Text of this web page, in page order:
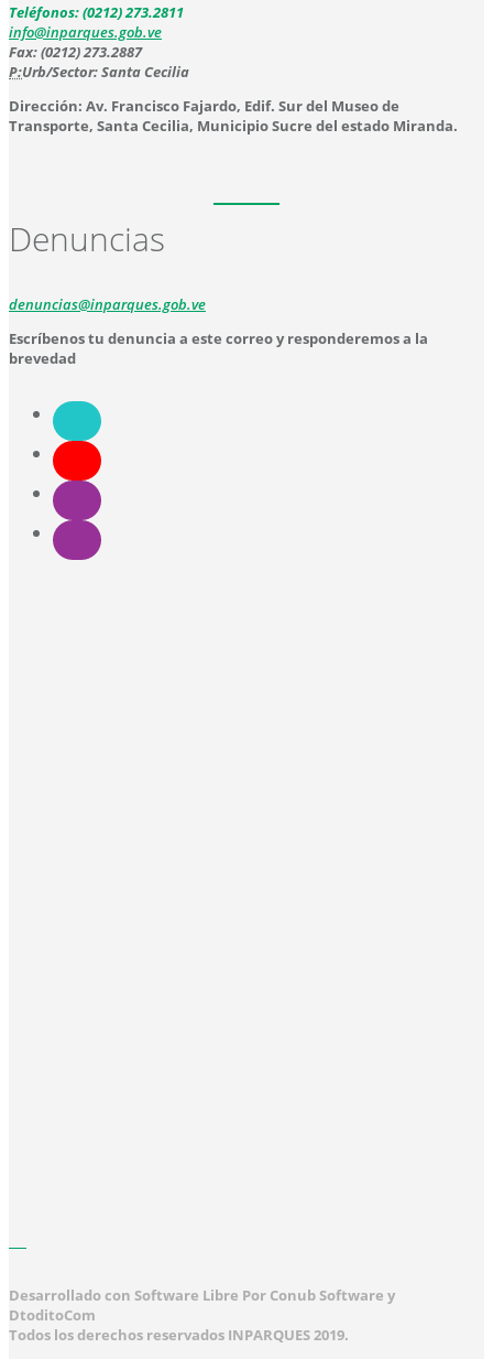
Teléfonos: (0212) 273.2811
info@inparques.gob.ve
Fax: (0212) 273.2887
P:Urb/Sector: Santa Cecilia
Dirección: Av. Francisco Fajardo, Edif. Sur del Museo de
Transporte, Santa Cecilia, Municipio Sucre del estado Miranda.
Denuncias
denuncias@inparques.gob.ve
Escríbenos tu denuncia a este correo y responderemos a la
brevedad
Desarrollado con Software Libre Por Conub Software y
DtoditoCom
Todos los derechos reservados INPARQUES 2019.